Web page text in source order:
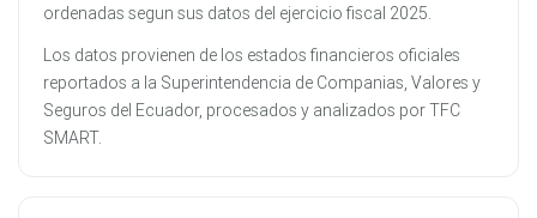
ordenadas segun sus datos del ejercicio fiscal 2025.
Los datos provienen de los estados financieros oficiales
reportados a la Superintendencia de Companias, Valores y
Seguros del Ecuador, procesados y analizados por TFC
SMART.